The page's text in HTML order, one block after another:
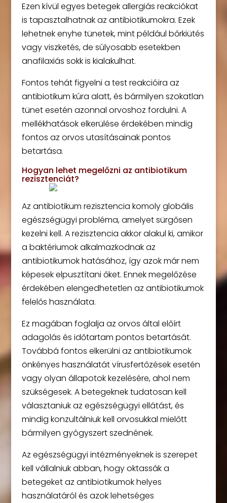
Ezen kívül egyes betegek allergiás reakciókat
is tapasztalhatnak az antibiotikumokra. Ezek
lehetnek enyhe tünetek, mint például bőrkiütés
vagy viszketés, de súlyosabb esetekben
anafilaxiás sokk is kialakulhat.
Fontos tehát figyelni a test reakcióira az
antibiotikum kúra alatt, és bármilyen szokatlan
tünet esetén azonnal orvoshoz fordulni. A
mellékhatások elkerülése érdekében mindig
fontos az orvos utasításainak pontos
betartása.
Hogyan lehet megelőzni az antibiotikum
rezisztenciát?
Az antibiotikum rezisztencia komoly globális
egészségügyi probléma, amelyet sürgősen
kezelni kell. A rezisztencia akkor alakul ki, amikor
a baktériumok alkalmazkodnak az
antibiotikumok hatásához, így azok már nem
képesek elpusztítani őket. Ennek megelőzése
érdekében elengedhetetlen az antibiotikumok
felelős használata.
Ez magában foglalja az orvos által előírt
adagolás és időtartam pontos betartását.
Továbbá fontos elkerülni az antibiotikumok
önkényes használatát vírusfertőzések esetén
vagy olyan állapotok kezelésére, ahol nem
szükségesek. A betegeknek tudatosan kell
választaniuk az egészségügyi ellátást, és
mindig konzultálniuk kell orvosukkal mielőtt
bármilyen gyógyszert szednének.
Az egészségügyi intézményeknek is szerepet
kell vállalniuk abban, hogy oktassák a
betegeket az antibiotikumok helyes
használatáról és azok lehetséges